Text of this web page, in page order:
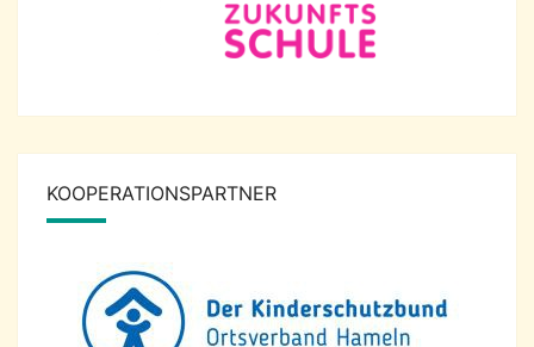
KOOPERATIONSPARTNER